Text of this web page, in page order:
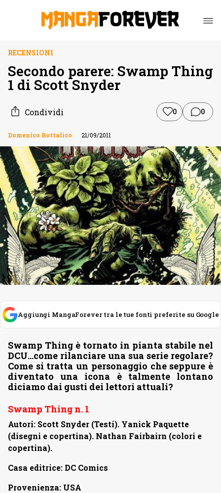
RECENSIONI
Secondo parere: Swamp Thing
1 di Scott Snyder
Condividi 0 0
Domenico Bottalico 21/09/2011
Aggiungi MangaForever tra le tue fonti preferite su Google
Swamp Thing è tornato in pianta stabile nel
DCU…come rilanciare una sua serie regolare?
Come si tratta un personaggio che seppure è
diventato una icona è talmente lontano
diciamo dai gusti dei lettori attuali?
Swamp Thing n. 1
Autori: Scott Snyder (Testi). Yanick Paquette
(disegni e copertina). Nathan Fairbairn (colori e
copertina).
Casa editrice: DC Comics
Provenienza: USA